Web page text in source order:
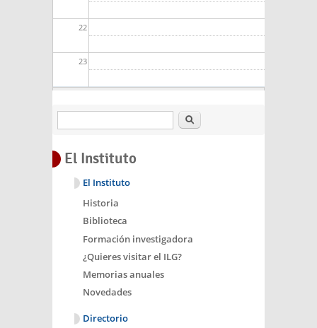
22
23
Buscar
El Instituto
El Instituto
Historia
Biblioteca
Formación investigadora
¿Quieres visitar el ILG?
Memorias anuales
Novedades
Directorio